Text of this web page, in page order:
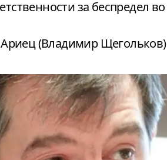
Ариец (Владимир Щегольков)